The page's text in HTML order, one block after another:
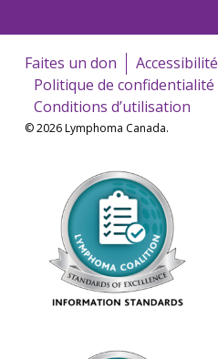
Faites un don
Accessibilité
Politique de confidentialité
Conditions d’utilisation
© 2026 Lymphoma Canada.